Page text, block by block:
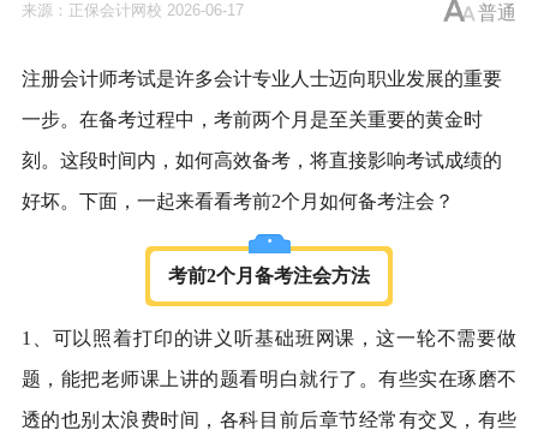
普通
来源： 正保会计网校 2026-06-17
注册会计师考试是许多会计专业人士迈向职业发展的重要
一步。在备考过程中，考前两个月是至关重要的黄金时
刻。这段时间内，如何高效备考，将直接影响考试成绩的
好坏。下面，一起来看看考前2个月如何备考注会？
考前2个月备考注会方法
1、可以照着打印的讲义听基础班网课，这一轮不需要做
题，能把老师课上讲的题看明白就行了。有些实在琢磨不
透的也别太浪费时间，各科目前后章节经常有交叉，有些